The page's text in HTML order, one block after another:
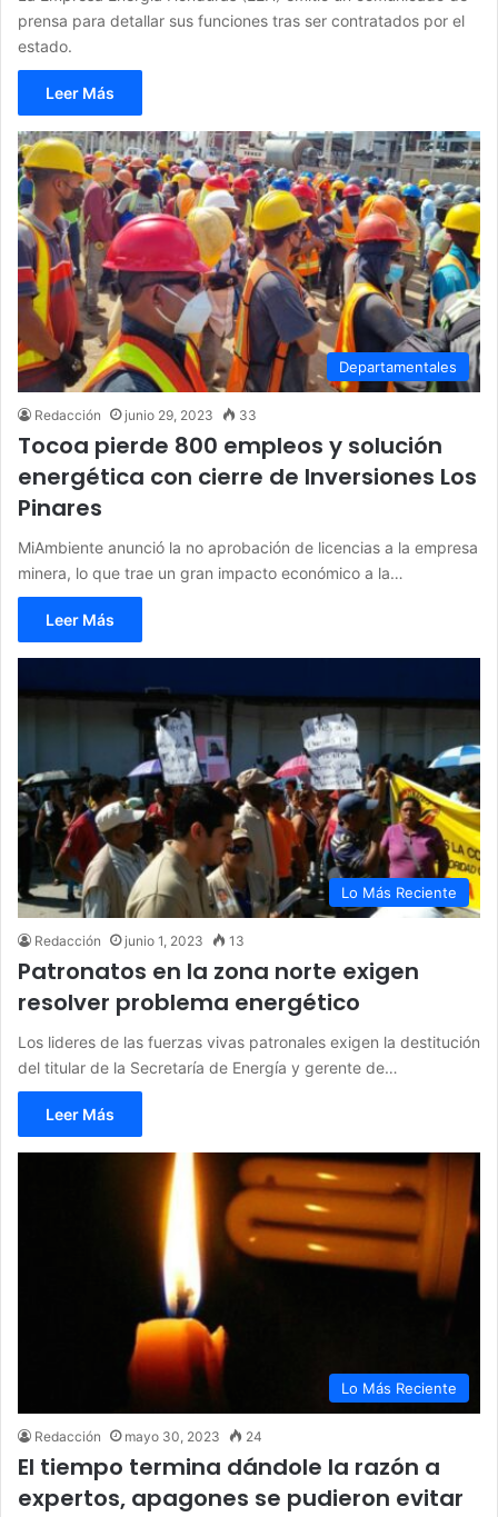
prensa para detallar sus funciones tras ser contratados por el
estado.
Leer Más
Departamentales
Redacción junio 29, 2023 33
Tocoa pierde 800 empleos y solución
energética con cierre de Inversiones Los
Pinares
MiAmbiente anunció la no aprobación de licencias a la empresa
minera, lo que trae un gran impacto económico a la…
Leer Más
Lo Más Reciente
Redacción junio 1, 2023 13
Patronatos en la zona norte exigen
resolver problema energético
Los lideres de las fuerzas vivas patronales exigen la destitución
del titular de la Secretaría de Energía y gerente de…
Leer Más
Lo Más Reciente
Redacción mayo 30, 2023 24
El tiempo termina dándole la razón a
expertos, apagones se pudieron evitar